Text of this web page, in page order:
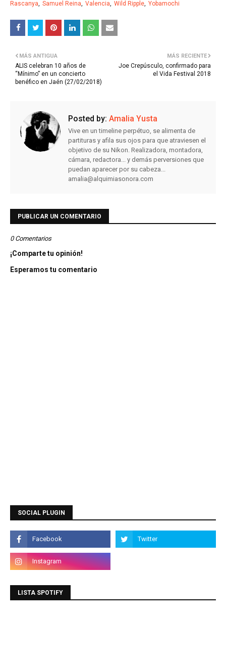
Rascanya
Samuel Reina Valencia Wild Ripple Yobamochi
MÁS RECIENTE
Joe Crepúsculo, confirmado para
el Vida Festival 2018
MÁS ANTIGUA
ALIS celebran 10 años de
“Mínimo” en un concierto
benéfico en Jaén (27/02/2018)
Posted by: Amalia Yusta
Vive en un timeline perpétuo, se alimenta de
partituras y afila sus ojos para que atraviesen el
objetivo de su Nikon. Realizadora, montadora,
cámara, redactora... y demás perversiones que
puedan aparecer por su cabeza...
amalia@alquimiasonora.com
PUBLICAR UN COMENTARIO
0 Comentarios
¡Comparte tu opinión!
Esperamos tu comentario
SOCIAL PLUGIN
LISTA SPOTIFY